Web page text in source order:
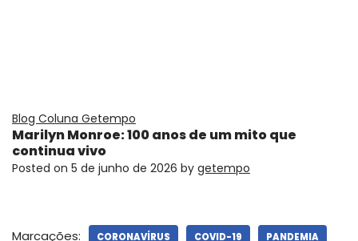
Blog Coluna Getempo
Marilyn Monroe: 100 anos de um mito que
continua vivo
Posted on 5 de junho de 2026 by getempo
Marcações: CORONAVÍRUS COVID-19 PANDEMIA